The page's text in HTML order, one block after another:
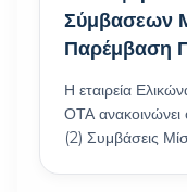
Σύμβασεων
Παρέμβαση
Η εταιρεία
ΟΤΑ ανακοινώνει
(2) Συμβάσεις